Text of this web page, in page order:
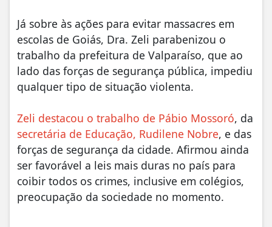
Já sobre às ações para evitar massacres em
escolas de Goiás, Dra. Zeli parabenizou o
trabalho da prefeitura de Valparaíso, que ao
lado das forças de segurança pública, impediu
qualquer tipo de situação violenta.
Zeli destacou o trabalho de Pábio Mossoró, da
secretária de Educação, Rudilene Nobre, e das
forças de segurança da cidade. Afirmou ainda
ser favorável a leis mais duras no país para
coibir todos os crimes, inclusive em colégios,
preocupação da sociedade no momento.